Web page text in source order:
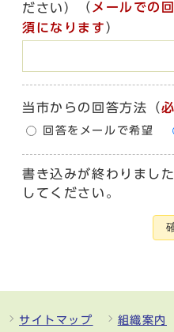
ださい）
（ メールでの
須になります ）
当市からの回答方法 （
回答をメールで希望
書き込みが終わりまし
してください。
サイトマップ 組織案内